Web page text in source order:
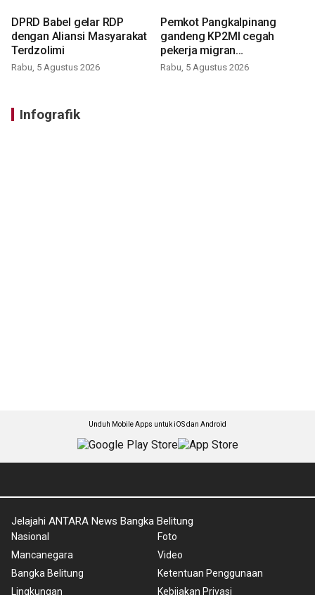
DPRD Babel gelar RDP
dengan Aliansi Masyarakat
Terdzolimi
Rabu, 5 Agustus 2026
Pemkot Pangkalpinang
gandeng KP2MI cegah
pekerja migran
nonprosedural
Rabu, 5 Agustus 2026
Infografik
Unduh Mobile Apps untuk iOS dan Android
Jelajahi ANTARA News Bangka Belitung
Nasional
Mancanegara
Bangka Belitung
Lingkungan
Foto
Video
Ketentuan Penggunaan
Kebijakan Privasi